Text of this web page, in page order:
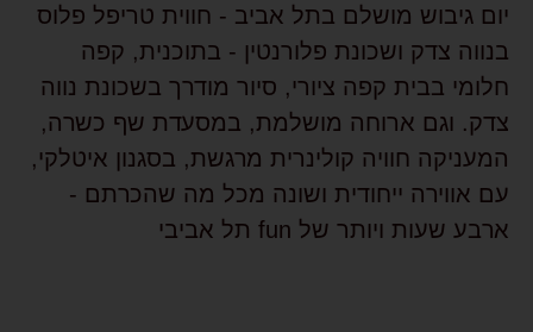
יום גיבוש מושלם בתל אביב - חווית טריפל פלוס
בנווה צדק ושכונת פלורנטין - בתוכנית, קפה
חלומי בבית קפה ציורי, סיור מודרך בשכונת נווה
צדק. וגם ארוחה מושלמת, במסעדת שף כשרה,
המעניקה חוויה קולינרית מרגשת, בסגנון איטלקי,
עם אווירה ייחודית ושונה מכל מה שהכרתם -
ארבע שעות ויותר של fun תל אביבי